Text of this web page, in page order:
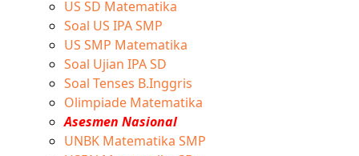
US SD Matematika
Soal US IPA SMP
US SMP Matematika
Soal Ujian IPA SD
Soal Tenses B.Inggris
Olimpiade Matematika
Asesmen Nasional
UNBK Matematika SMP